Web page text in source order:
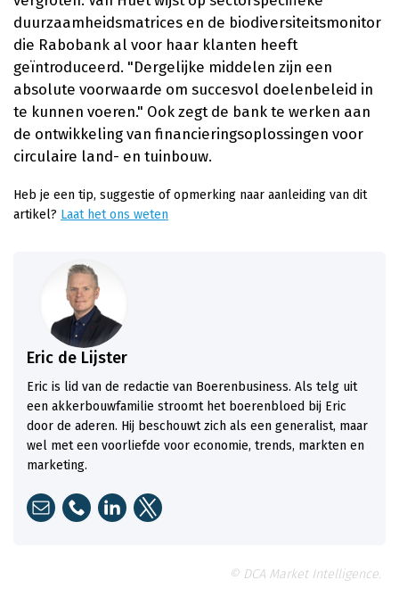
duurzaamheidsmatrices en de biodiversiteitsmonitor
die Rabobank al voor haar klanten heeft
geïntroduceerd. "Dergelijke middelen zijn een
absolute voorwaarde om succesvol doelenbeleid in
te kunnen voeren." Ook zegt de bank te werken aan
de ontwikkeling van financieringsoplossingen voor
circulaire land- en tuinbouw.
Heb je een tip, suggestie of opmerking naar aanleiding van dit
artikel? Laat het ons weten
Eric de Lijster
Eric is lid van de redactie van Boerenbusiness. Als telg uit
een akkerbouwfamilie stroomt het boerenbloed bij Eric
door de aderen. Hij beschouwt zich als een generalist, maar
wel met een voorliefde voor economie, trends, markten en
marketing.
© DCA Market Intelligence.